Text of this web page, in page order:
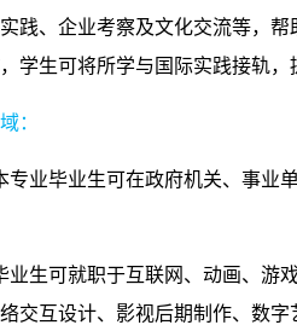
践、企业考察及文化交流等，
学生可将所学与国际实践接轨
：
专业毕业生可在政府机关、事业
业生可就职于互联网、动画、游
交互设计、影视后期制作、数字